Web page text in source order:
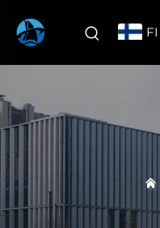
FI